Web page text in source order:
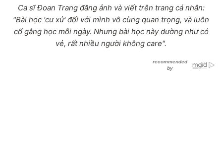
Ca sĩ Đoan Trang đăng ảnh và viết trên trang cá nhân:
"Bài học 'cư xử' đối với mình vô cùng quan trọng, và luôn
cố gắng học mỗi ngày. Nhưng bài học này dường như có
vẻ, rất nhiều người không care".